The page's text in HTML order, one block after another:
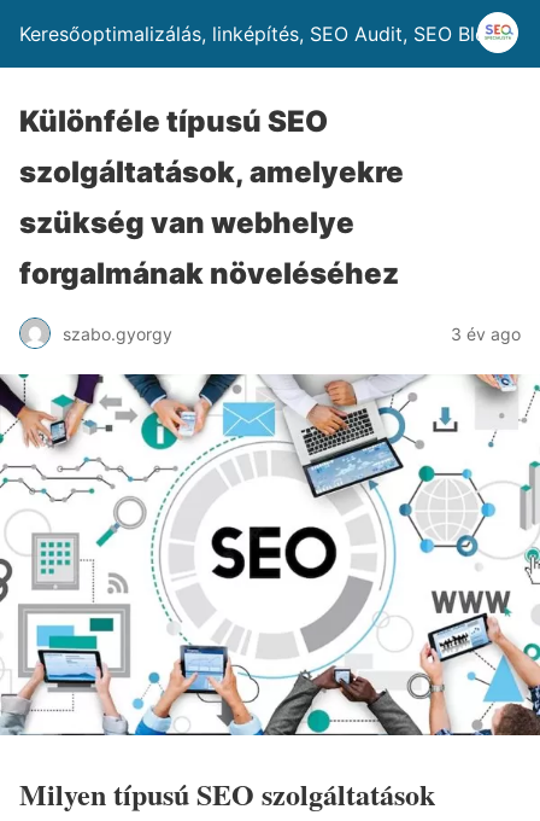
Keresőoptimalizálás, linképítés, SEO Audit, SEO Blog
Különféle típusú SEO
szolgáltatások, amelyekre
szükség van webhelye
forgalmának növeléséhez
szabo.gyorgy 3 év ago
Milyen típusú SEO szolgáltatások